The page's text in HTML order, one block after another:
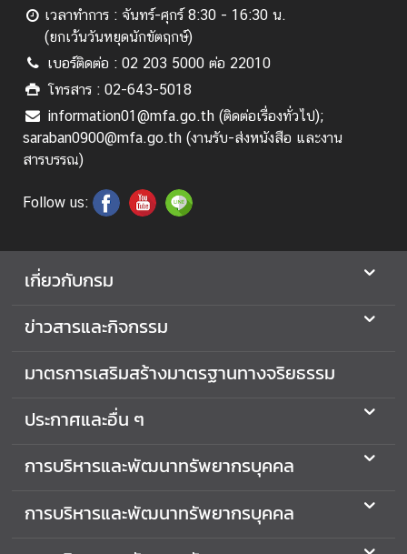
ก
ร
ร
ม
สื่
อ
ร
สั
พั
ธ์
ะ
า
เวลาทำการ : จันทร์-ศุกร์ 8:30 - 16:30 น.
(ยกเว้นวันหยุดนักขัตฤกษ์)
เบอร์ติดต่อ : 02 203 5000 ต่อ 22010
โทรสาร : 02-643-5018
information01@mfa.go.th (ติดต่อเรื่องทั่วไป);
saraban0900@mfa.go.th (งานรับ-ส่งหนังสือ และงาน
สารบรรณ)
Follow us:
เกี่ยวกับกรม
ข่าวสารและกิจกรรม
มาตรการเสริมสร้างมาตรฐานทางจริยธรรม
ประกาศและอื่น ๆ
การบริหารและพัฒนาทรัพยากรบุคคล
การบริหารและพัฒนาทรัพยากรบุคคล